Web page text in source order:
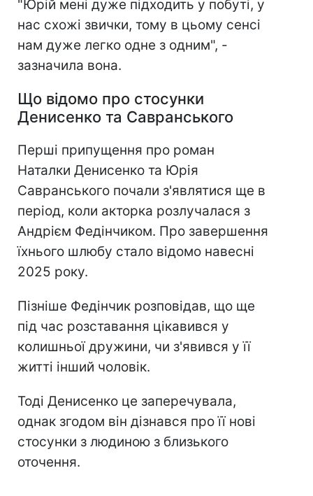
"Юрій мені дуже підходить у побуті, у
нас схожі звички, тому в цьому сенсі
нам дуже легко одне з одним", -
зазначила вона.
Що відомо про стосунки
Денисенко та Савранського
Перші припущення про роман
Наталки Денисенко та Юрія
Савранського почали з'являтися ще в
період, коли акторка розлучалася з
Андрієм Федінчиком. Про завершення
їхнього шлюбу стало відомо навесні
2025 року.
Пізніше Федінчик розповідав, що ще
під час розставання цікавився у
колишньої дружини, чи з'явився у її
житті інший чоловік.
Тоді Денисенко це заперечувала,
однак згодом він дізнався про її нові
стосунки з людиною з близького
оточення.